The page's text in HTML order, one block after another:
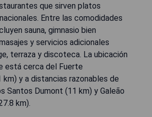
que sirven platos
Entre las comodidades
sauna, gimnasio bien
y servicios adicionales
terraza y discoteca. La ubicación
está cerca del Fuerte
km) y a distancias razonables de
Santos Dumont (11 km) y Galeão
km).